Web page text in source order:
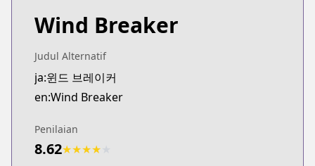
Naver Series
https://series.naver.com/comic/
Webtoons
Webtoons
Naver Webtoon
Naver Webtoon
http://comic.naver.com/webtoon/
Wind Breaker
Judul Alternatif
ja:윈드 브레이커
en:Wind Breaker
Penilaian
8.62★★★★